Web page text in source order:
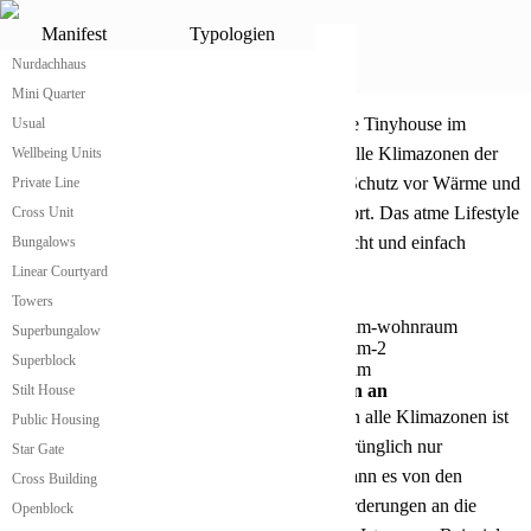
Manifest Typologien
Nurdachhaus
Mini Quarter
Usual
Wellbeing Units
Private Line
Cross Unit
Bungalows
Linear Courtyard
Towers
Superbungalow
Superblock
Stilt House
Public Housing
Star Gate
Cross Building
Openblock
Lifestyle Tinyhouse
Kleines praktisches Lifestyle Tinyhouse
atme hat das wahrscheinlich günstigste Lifestyle Tinyhouse im
Sortiment. Klein, modular erweiterbar und für alle Klimazonen der
Welt anpassbar gibt es seinen Bewohnerinnen Schutz vor Wärme und
Kälte und bietet allen notwendigen Wohnkomfort. Das atme Lifestyle
Tinyhouse hat genau die richtige Größe, um leicht und einfach
transportiert und aufgebaut zu werden.
Lifestyle Tinyhouse passt sich an Klimazonen an
Die Anpassung des atme Lifestyle Tinyhouse an alle Klimazonen ist
dadurch geben, dass das Gebäude in einer ursprünglich nur
konstruktiven Hülle produziert wird. Danach kann es von den
Nutzerinnen und Bewohnerinnen je nach Anforderungen an die